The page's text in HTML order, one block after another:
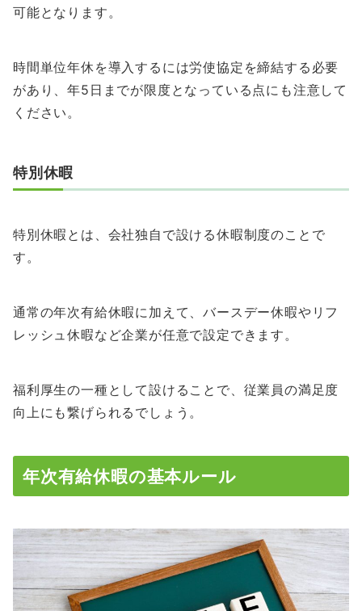
可能となります。
時間単位年休を導入するには労使協定を締結する必要
があり、年5日までが限度となっている点にも注意して
ください。
特別休暇
特別休暇とは、会社独自で設ける休暇制度のことで
す。
通常の年次有給休暇に加えて、バースデー休暇やリフ
レッシュ休暇など企業が任意で設定できます。
福利厚生の一種として設けることで、従業員の満足度
向上にも繋げられるでしょう。
年次有給休暇の基本ルール